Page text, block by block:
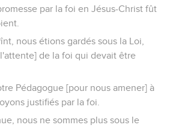
par la foi en Jésus-Christ fût
nous étions gardés sous la Loi,
de la foi qui devait être
Pédagogue [pour nous amener] à
justifiés par la foi.
nous ne sommes plus sous le